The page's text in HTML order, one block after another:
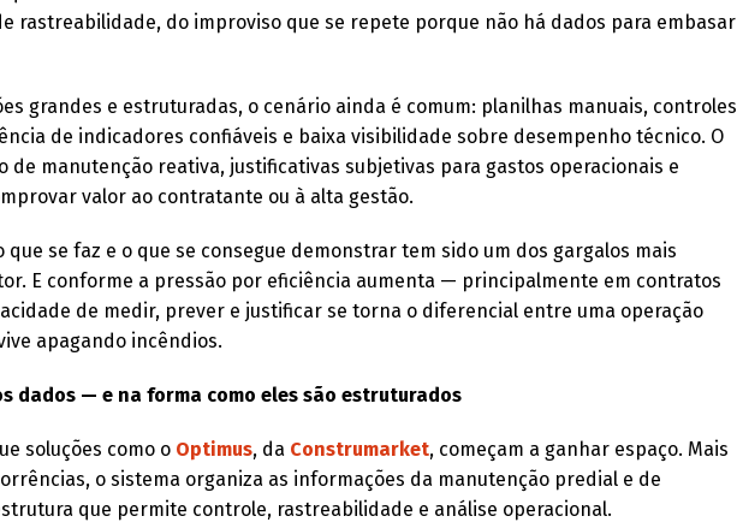
rastreabilidade, do improviso que se repete porque não há dados para embasar
grandes e estruturadas, o cenário ainda é comum: planilhas manuais, controles
de indicadores confiáveis e baixa visibilidade sobre desempenho técnico. O
de manutenção reativa, justificativas subjetivas para gastos operacionais e
valor ao contratante ou à alta gestão.
que se faz e o que se consegue demonstrar tem sido um dos gargalos mais
E conforme a pressão por eficiência aumenta — principalmente em contratos
de medir, prever e justificar se torna o diferencial entre uma operação
apagando incêndios.
dados — e na forma como eles são estruturados
soluções como o Optimus, da Construmarket, começam a ganhar espaço. Mais
o sistema organiza as informações da manutenção predial e de
que permite controle, rastreabilidade e análise operacional.